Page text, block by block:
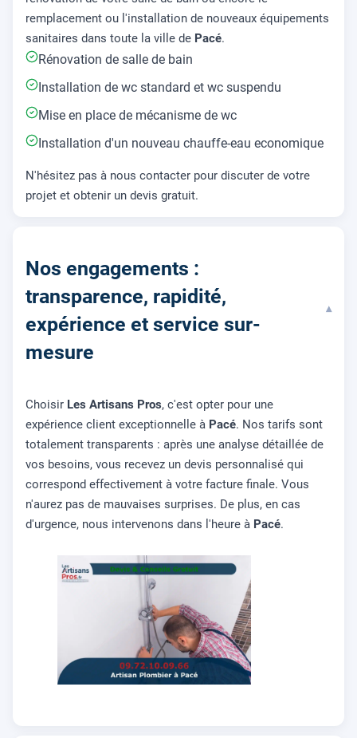
remplacement ou l'installation de nouveaux équipements
sanitaires dans toute la ville de Pacé.
Rénovation de salle de bain
Installation de wc standard et wc suspendu
Mise en place de mécanisme de wc
Installation d'un nouveau chauffe-eau economique
N'hésitez pas à nous contacter pour discuter de votre
projet et obtenir un devis gratuit.
Nos engagements :
transparence, rapidité,
expérience et service sur-
mesure
▾
Choisir Les Artisans Pros, c'est opter pour une
expérience client exceptionnelle à Pacé. Nos tarifs sont
totalement transparents : après une analyse détaillée de
vos besoins, vous recevez un devis personnalisé qui
correspond effectivement à votre facture finale. Vous
n'aurez pas de mauvaises surprises. De plus, en cas
d'urgence, nous intervenons dans l'heure à Pacé.